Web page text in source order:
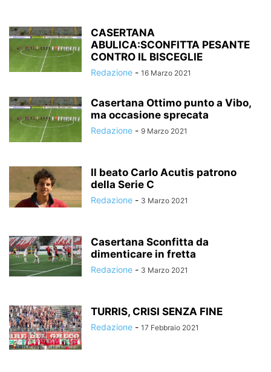
CASERTANA
ABULICA:SCONFITTA PESANTE
CONTRO IL BISCEGLIE
Redazione - 16 Marzo 2021
Casertana Ottimo punto a Vibo,
ma occasione sprecata
Redazione - 9 Marzo 2021
Il beato Carlo Acutis patrono
della Serie C
Redazione - 3 Marzo 2021
Casertana Sconfitta da
dimenticare in fretta
Redazione - 3 Marzo 2021
TURRIS, CRISI SENZA FINE
Redazione - 17 Febbraio 2021